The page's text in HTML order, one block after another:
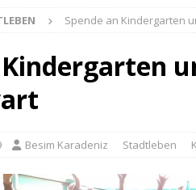
Februar 2026 ] Aufzeichnung des 65.
11. Dezember 2025 ]
2026 ]
Spende an Kindergarten
Besim Karadeniz Stadtleben